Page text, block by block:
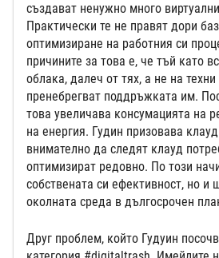
създават ненужно много
Практически те не правят дори
оптимизиране на работния си
причините за това е, че тъй като
облака, далеч от тях, а не на
пренебрегват поддръжката им.
това увеличава консумацията на
на енергия. Гудин призовава
внимателно да следят клауд
оптимизират редовно. По този
собствената си ефективност, но и
околната среда в дългосрочен
Друг проблем, който Гудуин